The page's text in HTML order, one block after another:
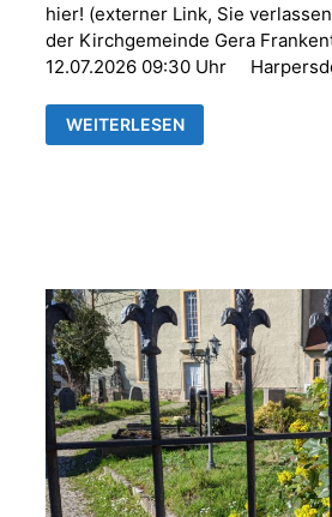
hier! (externer Link, Sie
der Kirchgemeinde Gera
12.07.2026 09:30 Uhr
GOTTESDIENSTE
&
WEITERLESEN